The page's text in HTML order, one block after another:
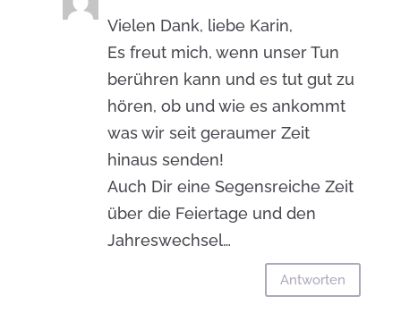
Vielen Dank, liebe Karin,
Es freut mich, wenn unser Tun
berühren kann und es tut gut zu
hören, ob und wie es ankommt
was wir seit geraumer Zeit
hinaus senden!
Auch Dir eine Segensreiche Zeit
über die Feiertage und den
Jahreswechsel…
Antworten